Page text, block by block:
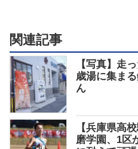
関連記事
【写真】走
歳湯に集ま
ん
【兵庫県高
磨学園、1区